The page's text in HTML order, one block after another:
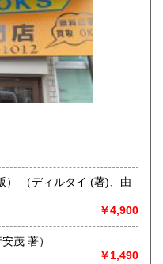
愛媛県
福岡県
長崎県
CD、DVD、レコード、
ゆるものの買い取りがで
、無料です。
)
￥4,900
学の形成と展開 （行安茂 著）
￥1,490